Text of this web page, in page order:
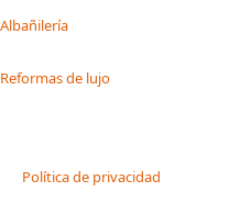
Albañilería
Reformas de lujo
Política de privacidad